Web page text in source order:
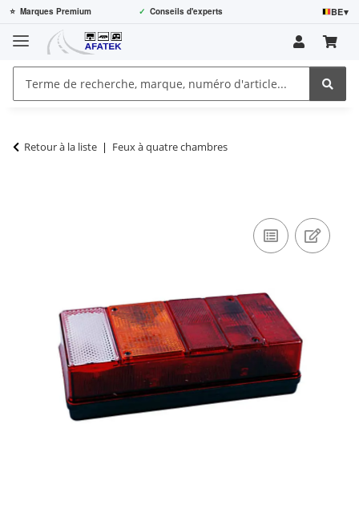
⭐ Marques Premium ✓ Conseils d'experts BE▾
Retour à la liste Feux à quatre chambres